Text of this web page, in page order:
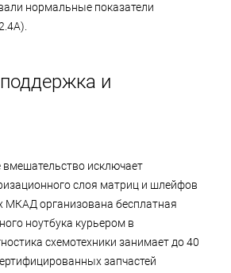
нормальные показатели
и
исключает
слоя матриц и шлейфов
МКАД организована бесплатная
ноутбука курьером в
схемотехники занимает до 40
запчастей